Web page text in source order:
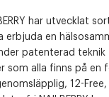
har utvecklat
erbjuda en
patenterad
som alla finns på en
12-